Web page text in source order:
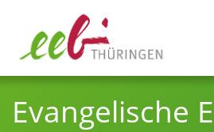
Evangelische